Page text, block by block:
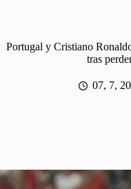
Portugal y Cristiano
tras
07, 7,